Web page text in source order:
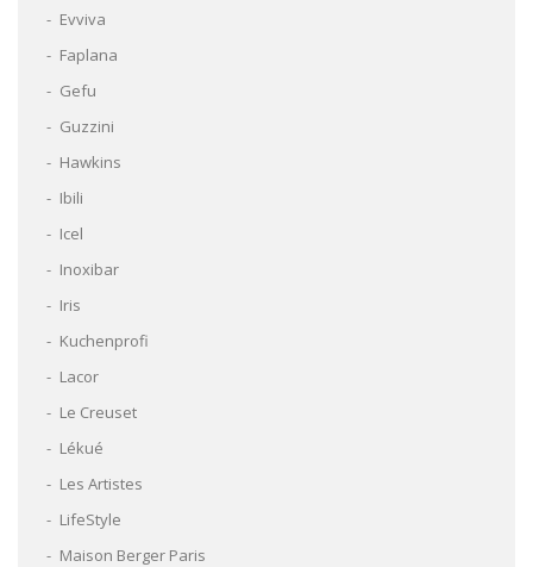
Evviva
Faplana
Gefu
Guzzini
Hawkins
Ibili
Icel
Inoxibar
Iris
Kuchenprofi
Lacor
Le Creuset
Lékué
Les Artistes
LifeStyle
Maison Berger Paris